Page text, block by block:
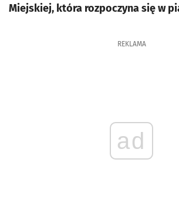
Miejskiej, która rozpoczyna się w
REKLAMA
ad